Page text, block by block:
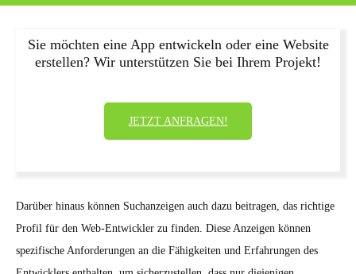
Sie möchten eine App entwickeln oder eine Website
erstellen? Wir unterstützen Sie bei Ihrem Projekt!
JETZT ANFRAGEN!
Darüber hinaus können Suchanzeigen auch dazu beitragen, das richtige
Profil für den Web-Entwickler zu finden. Diese Anzeigen können
spezifische Anforderungen an die Fähigkeiten und Erfahrungen des